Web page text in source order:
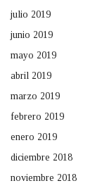
julio 2019
junio 2019
mayo 2019
abril 2019
marzo 2019
febrero 2019
enero 2019
diciembre 2018
noviembre 2018